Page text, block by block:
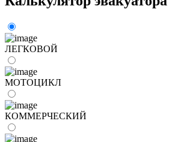
ЛЕГКОВОЙ
МОТОЦИКЛ
КОММЕРЧЕСКИЙ